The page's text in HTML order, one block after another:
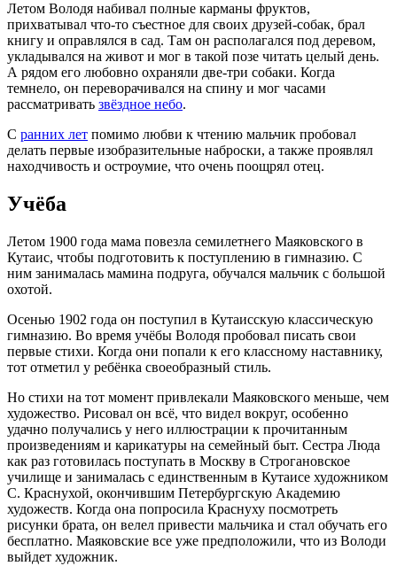
Летом Володя набивал полные карманы фруктов,
прихватывал что-то съестное для своих друзей-собак, брал
книгу и оправлялся в сад. Там он располагался под деревом,
укладывался на живот и мог в такой позе читать целый день.
А рядом его любовно охраняли две-три собаки. Когда
темнело, он переворачивался на спину и мог часами
рассматривать звёздное небо.
С ранних лет помимо любви к чтению мальчик пробовал
делать первые изобразительные наброски, а также проявлял
находчивость и остроумие, что очень поощрял отец.
Учёба
Летом 1900 года мама повезла семилетнего Маяковского в
Кутаис, чтобы подготовить к поступлению в гимназию. С
ним занималась мамина подруга, обучался мальчик с большой
охотой.
Осенью 1902 года он поступил в Кутаисскую классическую
гимназию. Во время учёбы Володя пробовал писать свои
первые стихи. Когда они попали к его классному наставнику,
тот отметил у ребёнка своеобразный стиль.
Но стихи на тот момент привлекали Маяковского меньше, чем
художество. Рисовал он всё, что видел вокруг, особенно
удачно получались у него иллюстрации к прочитанным
произведениям и карикатуры на семейный быт. Сестра Люда
как раз готовилась поступать в Москву в Строгановское
училище и занималась с единственным в Кутаисе художником
С. Краснухой, окончившим Петербургскую Академию
художеств. Когда она попросила Краснуху посмотреть
рисунки брата, он велел привести мальчика и стал обучать его
бесплатно. Маяковские все уже предположили, что из Володи
выйдет художник.